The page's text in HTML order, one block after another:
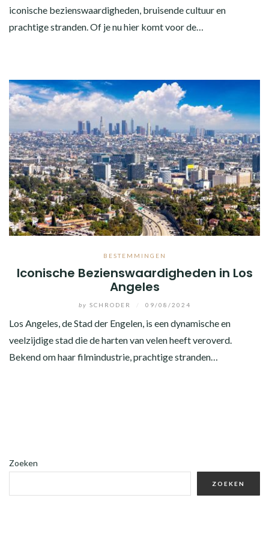
iconische bezienswaardigheden, bruisende cultuur en
prachtige stranden. Of je nu hier komt voor de…
BESTEMMINGEN
Iconische Bezienswaardigheden in Los
Angeles
by SCHRODER 09/08/2024
Los Angeles, de Stad der Engelen, is een dynamische en
veelzijdige stad die de harten van velen heeft veroverd.
Bekend om haar filmindustrie, prachtige stranden…
Zoeken
ZOEKEN